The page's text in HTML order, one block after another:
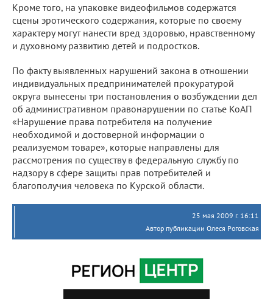
Кроме того, на упаковке видеофильмов содержатся
сцены эротического содержания, которые по своему
характеру могут нанести вред здоровью, нравственному
и духовному развитию детей и подростков.
По факту выявленных нарушений закона в отношении
индивидуальных предпринимателей прокуратурой
округа вынесены три постановления о возбуждении дел
об административном правонарушении по статье КоАП
«Нарушение права потребителя на получение
необходимой и достоверной информации о
реализуемом товаре», которые направлены для
рассмотрения по существу в федеральную службу по
надзору в сфере защиты прав потребителей и
благополучия человека по Курской области.
25 мая 2009 г. 16:11
Автор публикации Олеся Роговская